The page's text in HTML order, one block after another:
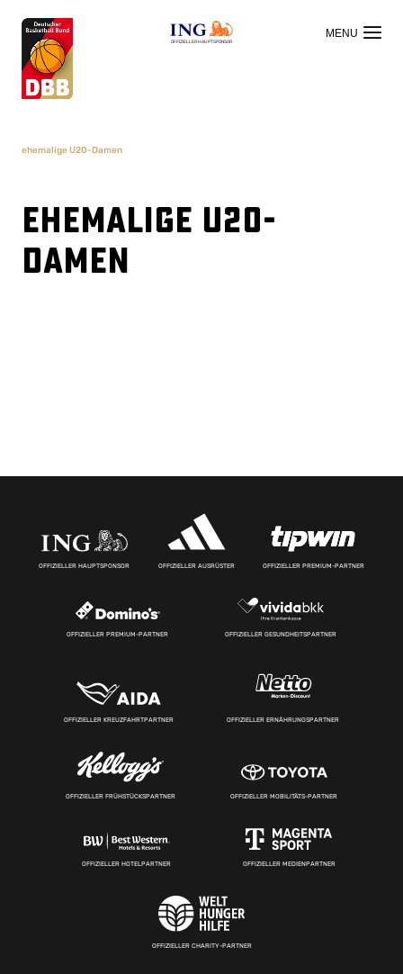
OFFIZIELLER HAUPTSPONSOR
ehemalige U20-Damen
ehemalige U20-
Damen
OFFIZIELLER HAUPTSPONSOR OFFIZIELLER AUSRÜSTER OFFIZIELLER PREMIUM-PARTNER
OFFIZIELLER PREMIUM-PARTNER OFFIZIELLER GESUNDHEITSPARTNER
OFFIZIELLER KREUZFAHRTPARTNER OFFIZIELLER ERNÄHRUNGSPARTNER
OFFIZIELLER FRÜHSTÜCKSPARTNER OFFIZIELLER MOBILITÄTS-PARTNER
OFFIZIELLER HOTELPARTNER OFFIZIELLER MEDIENPARTNER
OFFIZIELLER CHARITY-PARTNER